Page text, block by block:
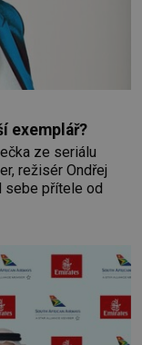
exemplář?
ze seriálu
režisér Ondřej